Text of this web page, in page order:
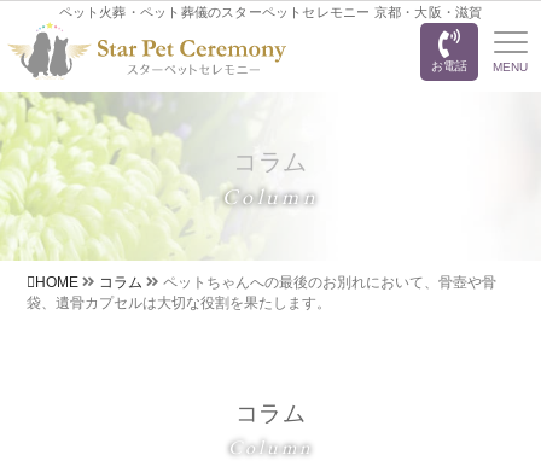
ペット火葬・ペット葬儀のスターペットセレモニー 京都・大阪・滋賀
お電話 MENU
コラム
Column
HOME コラム
ペットちゃんへの最後のお別れにおいて、骨壺や骨
袋、遺骨カプセルは大切な役割を果たします。
コラム
Column